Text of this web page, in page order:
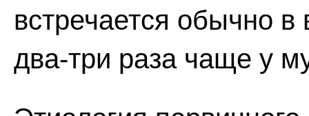
встречается обычно
два-три раза чаще у